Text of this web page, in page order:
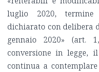
luglio 2020,
dichiarato con delibera
gennaio 2020» (art.
conversione in legge,
continua a